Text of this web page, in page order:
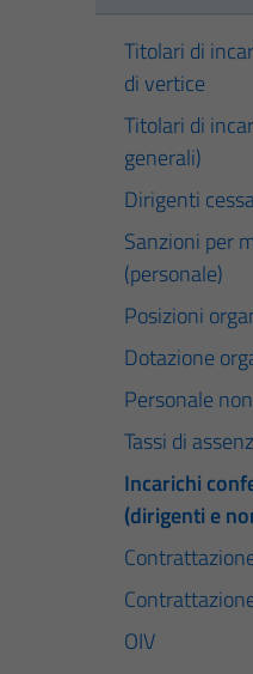
Titolari di
di vertice
Titolari di
generali)
Dirigenti
Sanzioni per
(personale)
Posizioni
Dotazione
Personale
Tassi di
Incarichi
(dirigenti e
OIV